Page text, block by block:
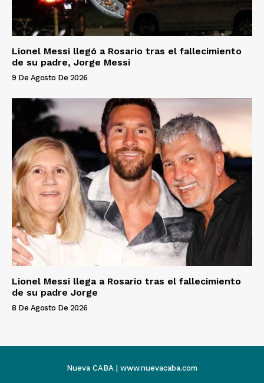
Lionel Messi llegó a Rosario tras el fallecimiento
de su padre, Jorge Messi
9 De Agosto De 2026
Lionel Messi llega a Rosario tras el fallecimiento
de su padre Jorge
8 De Agosto De 2026
Nueva CABA | www.nuevacaba.com